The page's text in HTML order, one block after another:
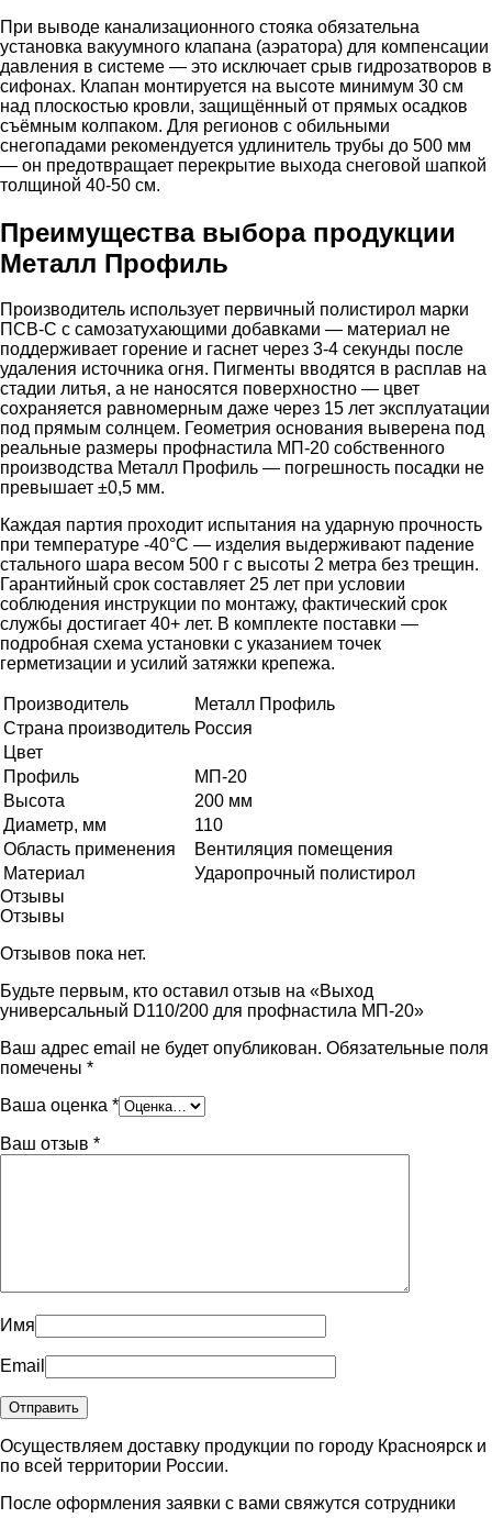
При выводе канализационного стояка обязательна
установка вакуумного клапана (аэратора) для компенсации
давления в системе — это исключает срыв гидрозатворов в
сифонах. Клапан монтируется на высоте минимум 30 см
над плоскостью кровли, защищённый от прямых осадков
съёмным колпаком. Для регионов с обильными
снегопадами рекомендуется удлинитель трубы до 500 мм
— он предотвращает перекрытие выхода снеговой шапкой
толщиной 40-50 см.
Преимущества выбора продукции
Металл Профиль
Производитель использует первичный полистирол марки
ПСВ-С с самозатухающими добавками — материал не
поддерживает горение и гаснет через 3-4 секунды после
удаления источника огня. Пигменты вводятся в расплав на
стадии литья, а не наносятся поверхностно — цвет
сохраняется равномерным даже через 15 лет эксплуатации
под прямым солнцем. Геометрия основания выверена под
реальные размеры профнастила МП-20 собственного
производства Металл Профиль — погрешность посадки не
превышает ±0,5 мм.
Каждая партия проходит испытания на ударную прочность
при температуре -40°C — изделия выдерживают падение
стального шара весом 500 г с высоты 2 метра без трещин.
Гарантийный срок составляет 25 лет при условии
соблюдения инструкции по монтажу, фактический срок
службы достигает 40+ лет. В комплекте поставки —
подробная схема установки с указанием точек
герметизации и усилий затяжки крепежа.
Производитель
Металл Профиль
Страна производитель Россия
Цвет
Профиль
МП-20
Высота
200 мм
Диаметр, мм
110
Область применения
Вентиляция помещения
Материал
Ударопрочный полистирол
Отзывы
Отзывы
Отзывов пока нет.
Будьте первым, кто оставил отзыв на «Выход
универсальный D110/200 для профнастила МП-20»
Ваш адрес email не будет опубликован. Обязательные поля
помечены *
Ваша оценка *
Ваш отзыв *
Имя
Email
Осуществляем доставку продукции по городу Красноярск и
по всей территории России.
После оформления заявки с вами свяжутся сотрудники